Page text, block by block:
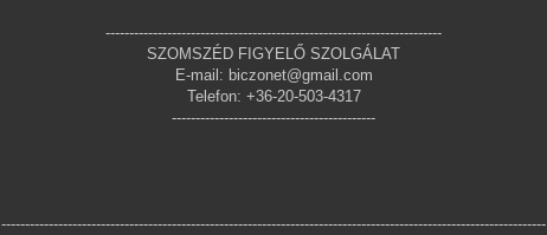
-----------------------------------------------------------------------
SZOMSZÉD FIGYELŐ SZOLGÁLAT
E-mail: biczonet@gmail.com
Telefon: +36-20-503-4317
-------------------------------------------
-------------------------------------------------------------------------------------------------------------------